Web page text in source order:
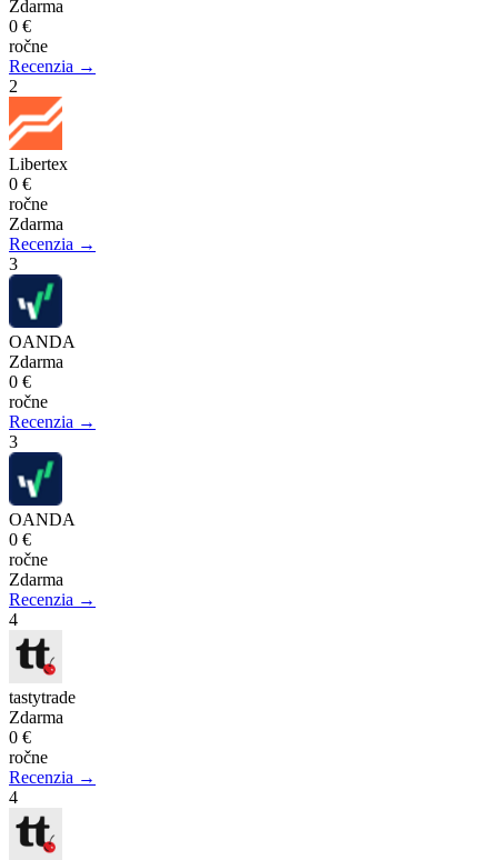
Zdarma
0 €
ročne
Recenzia →
2
Libertex
0 €
ročne
Zdarma
Recenzia →
3
OANDA
Zdarma
0 €
ročne
Recenzia →
3
OANDA
0 €
ročne
Zdarma
Recenzia →
4
tastytrade
Zdarma
0 €
ročne
Recenzia →
4